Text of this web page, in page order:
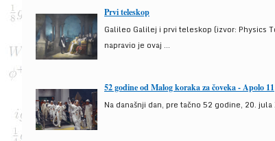
Prvi teleskop
Galileo Galilej i prvi teleskop (izvor: Physics
napravio je ovaj ...
52 godine od Malog koraka za čoveka - Apolo 11
Na današnji dan, pre tačno 52 godine, 20.